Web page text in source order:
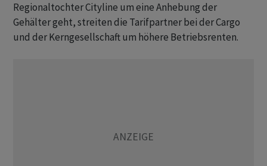
Regionaltochter Cityline um eine Anhebung der
Gehälter geht, streiten die Tarifpartner bei der Cargo
und der Kerngesellschaft um höhere Betriebsrenten.